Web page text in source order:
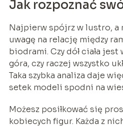
Jak rozpoznać
Najpierw spójrz w lustro, a
uwagę na relację między
biodrami. Czy dół ciała jest
góra, czy raczej wszystko
Taka szybka analiza daje
setek modeli spodni na
Możesz posiłkować się
kobiecych figur. Każda z